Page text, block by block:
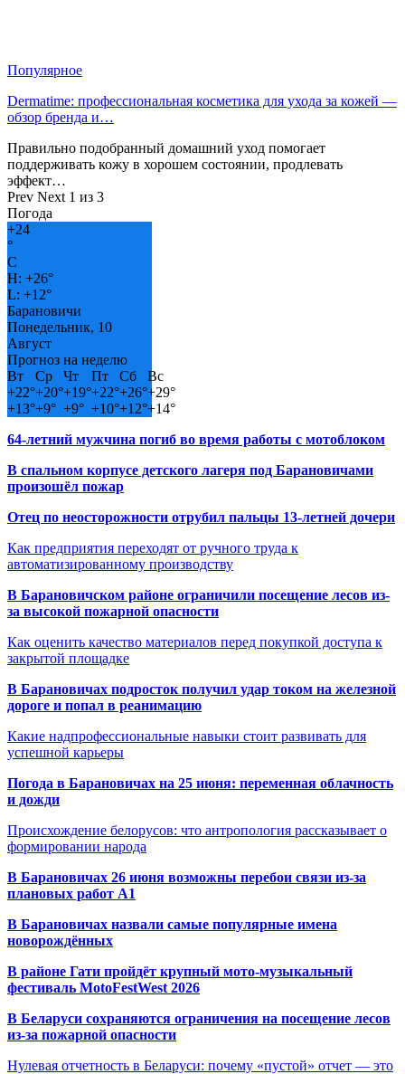
Популярное
Dermatime: профессиональная косметика для ухода за кожей —
обзор бренда и…
Правильно подобранный домашний уход помогает
поддерживать кожу в хорошем состоянии, продлевать
эффект…
Prev Next 1 из 3
Погода
+24
°
C
H: +26°
L: +12°
Барановичи
Понедельник, 10
Август
Прогноз на неделю
Вт
Ср Чт Пт Сб
Вс
+22°+20°+19°+22°+26°+29°
+13°+9° +9° +10°+12°+14°
64-летний мужчина погиб во время работы с мотоблоком
В спальном корпусе детского лагеря под Барановичами
произошёл пожар
Отец по неосторожности отрубил пальцы 13-летней дочери
Как предприятия переходят от ручного труда к
автоматизированному производству
В Барановичском районе ограничили посещение лесов из-
за высокой пожарной опасности
Как оценить качество материалов перед покупкой доступа к
закрытой площадке
В Барановичах подросток получил удар током на железной
дороге и попал в реанимацию
Какие надпрофессиональные навыки стоит развивать для
успешной карьеры
Погода в Барановичах на 25 июня: переменная облачность
и дожди
Происхождение белорусов: что антропология рассказывает о
формировании народа
В Барановичах 26 июня возможны перебои связи из-за
плановых работ A1
В Барановичах назвали самые популярные имена
новорождённых
В районе Гати пройдёт крупный мото-музыкальный
фестиваль MotoFestWest 2026
В Беларуси сохраняются ограничения на посещение лесов
из-за пожарной опасности
Нулевая отчетность в Беларуси: почему «пустой» отчет — это